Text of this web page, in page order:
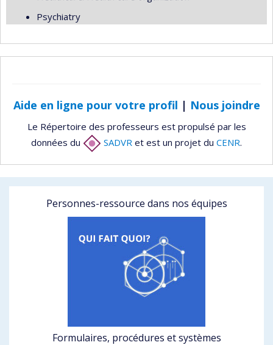
Psychiatry
Aide en ligne pour votre profil | Nous joindre
Le Répertoire des professeurs est propulsé par les
données du
SADVR et est un projet du CENR.
Personnes-ressource dans nos équipes
Formulaires, procédures et systèmes